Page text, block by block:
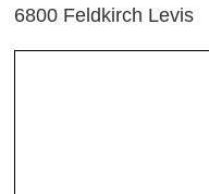
6800 Feldkirch Levis